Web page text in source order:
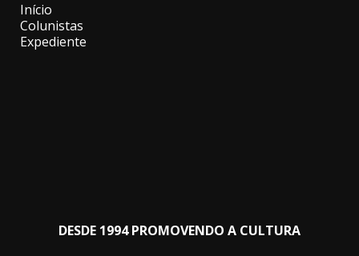
Início
Colunistas
Expediente
DESDE 1994 PROMOVENDO A CULTURA